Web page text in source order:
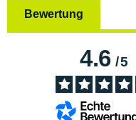
Bewertung
4.6/5